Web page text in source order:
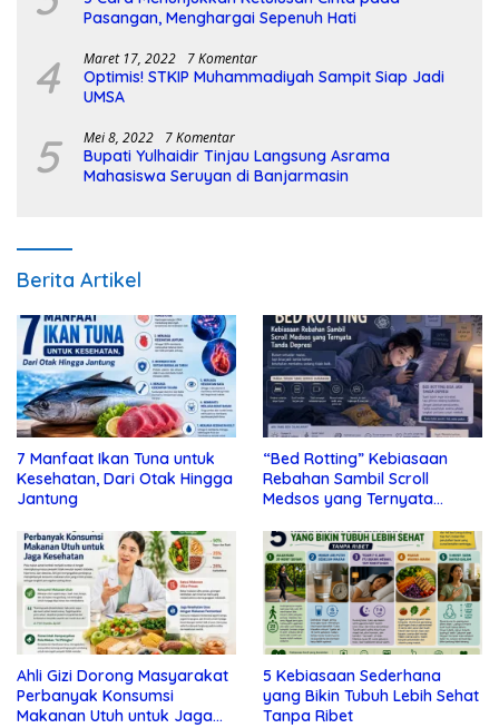
Pasangan, Menghargai Sepenuh Hati
4 Maret 17, 2022 7 Komentar
Optimis! STKIP Muhammadiyah Sampit Siap Jadi
UMSA
5 Mei 8, 2022 7 Komentar
Bupati Yulhaidir Tinjau Langsung Asrama
Mahasiswa Seruyan di Banjarmasin
Berita Artikel
7 Manfaat Ikan Tuna untuk
Kesehatan, Dari Otak Hingga
Jantung
“Bed Rotting” Kebiasaan
Rebahan Sambil Scroll
Medsos yang Ternyata
Ahli Gizi Dorong Masyarakat
Perbanyak Konsumsi
Makanan Utuh untuk Jaga
5 Kebiasaan Sederhana
yang Bikin Tubuh Lebih Sehat
Tanpa Ribet